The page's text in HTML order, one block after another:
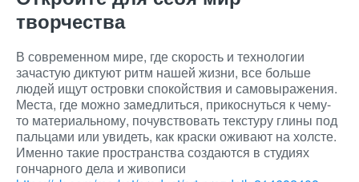
творчества
В современном мире, где скорость и технологии
зачастую диктуют ритм нашей жизни, все больше
людей ищут островки спокойствия и самовыражения.
Места, где можно замедлиться, прикоснуться к чему-
то материальному, почувствовать текстуру глины под
пальцами или увидеть, как краски оживают на холсте.
Именно такие пространства создаются в студиях
гончарного дела и живописи